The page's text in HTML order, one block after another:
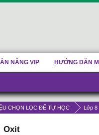
CHỌN LỌC ĐỂ TỰ HỌC Lớp 8
Oxit
NÂNG VIP HƯỚNG DẪN